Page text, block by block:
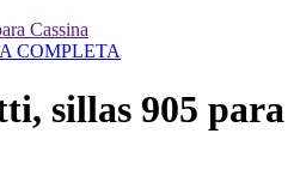
COMPLETA
sillas 905 para